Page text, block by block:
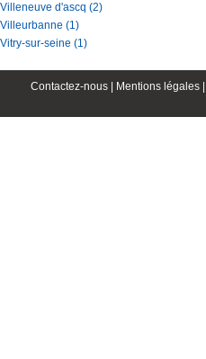
Villeneuve d'ascq (2)
Villeurbanne (1)
Vitry-sur-seine (1)
Contactez-nous | Mentions légales |